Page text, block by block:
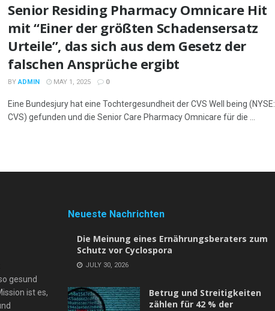
Senior Residing Pharmacy Omnicare Hit
mit “Einer der größten Schadensersatz
Urteile”, das sich aus dem Gesetz der
falschen Ansprüche ergibt
BY ADMIN MAY 1, 2025 0
Eine Bundesjury hat eine Tochtergesundheit der CVS Well being (NYSE:
CVS) gefunden und die Senior Care Pharmacy Omnicare für die ...
gesund
ist es,
Neueste Nachrichten
Die Meinung eines Ernährungsberaters zum
Schutz vor Cyclospora
JULY 30, 2026
Betrug und Streitigkeiten
zählen für 42 % der